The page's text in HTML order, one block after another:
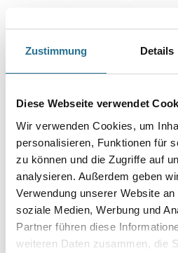
Zustimmung Details
Diese Webseite verwendet
Wir verwenden Cookies, um
personalisieren, Funktionen für
zu können und die Zugriffe auf
analysieren. Außerdem geben
Verwendung unserer Website
soziale Medien, Werbung und
Partner führen diese
weiteren Daten zusammen, die
Länge in centimeter
Breite in centimeter
Gebinde